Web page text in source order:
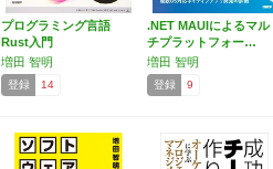
プログラミング言語
Rust入門
増田 智明
登録 14
.NET MAUIによるマル
チプラットフォー…
増田 智明
登録 9